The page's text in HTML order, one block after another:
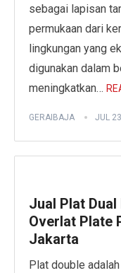
sebagai lapisan
permukaan dari
lingkungan yang
digunakan dalam
meningkatkan…
GERAIBAJA JUL
Jual Plat
Overlat Plate
Jakarta
Plat double